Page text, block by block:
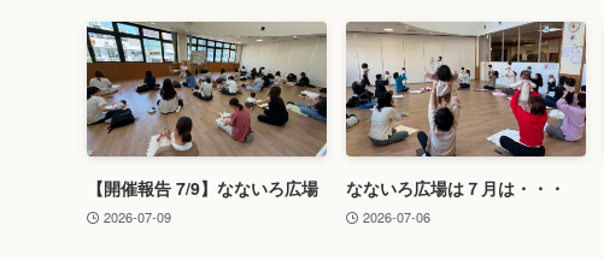
【開催報告 7/9】なないろ広場
2026-07-09
なないろ広場は７月は・・・
2026-07-06